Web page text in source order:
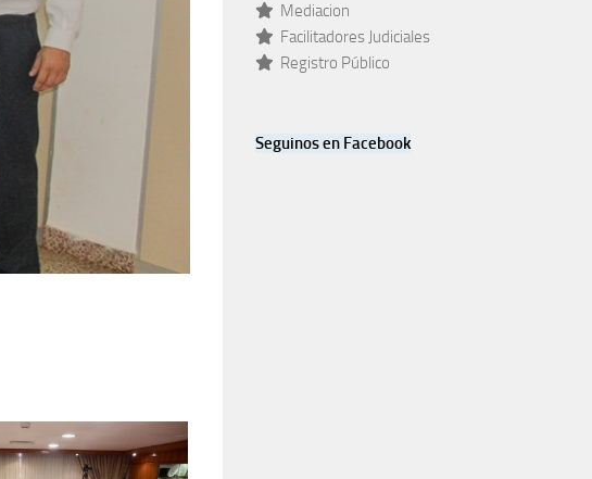
Mediacion
Facilitadores Judiciales
Registro Público
Seguinos en Facebook